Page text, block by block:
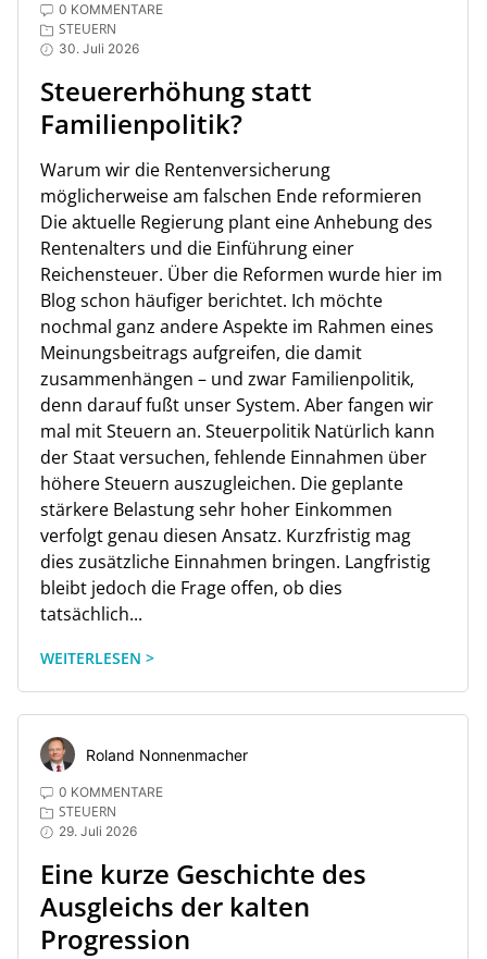
0 KOMMENTARE
STEUERN
30. Juli 2026
Steuererhöhung statt
Familienpolitik?
Warum wir die Rentenversicherung
möglicherweise am falschen Ende reformieren
Die aktuelle Regierung plant eine Anhebung des
Rentenalters und die Einführung einer
Reichensteuer. Über die Reformen wurde hier im
Blog schon häufiger berichtet. Ich möchte
nochmal ganz andere Aspekte im Rahmen eines
Meinungsbeitrags aufgreifen, die damit
zusammenhängen – und zwar Familienpolitik,
denn darauf fußt unser System. Aber fangen wir
mal mit Steuern an. Steuerpolitik Natürlich kann
der Staat versuchen, fehlende Einnahmen über
höhere Steuern auszugleichen. Die geplante
stärkere Belastung sehr hoher Einkommen
verfolgt genau diesen Ansatz. Kurzfristig mag
dies zusätzliche Einnahmen bringen. Langfristig
bleibt jedoch die Frage offen, ob dies
tatsächlich...
WEITERLESEN >
Roland Nonnenmacher
0 KOMMENTARE
STEUERN
29. Juli 2026
Eine kurze Geschichte des
Ausgleichs der kalten
Progression